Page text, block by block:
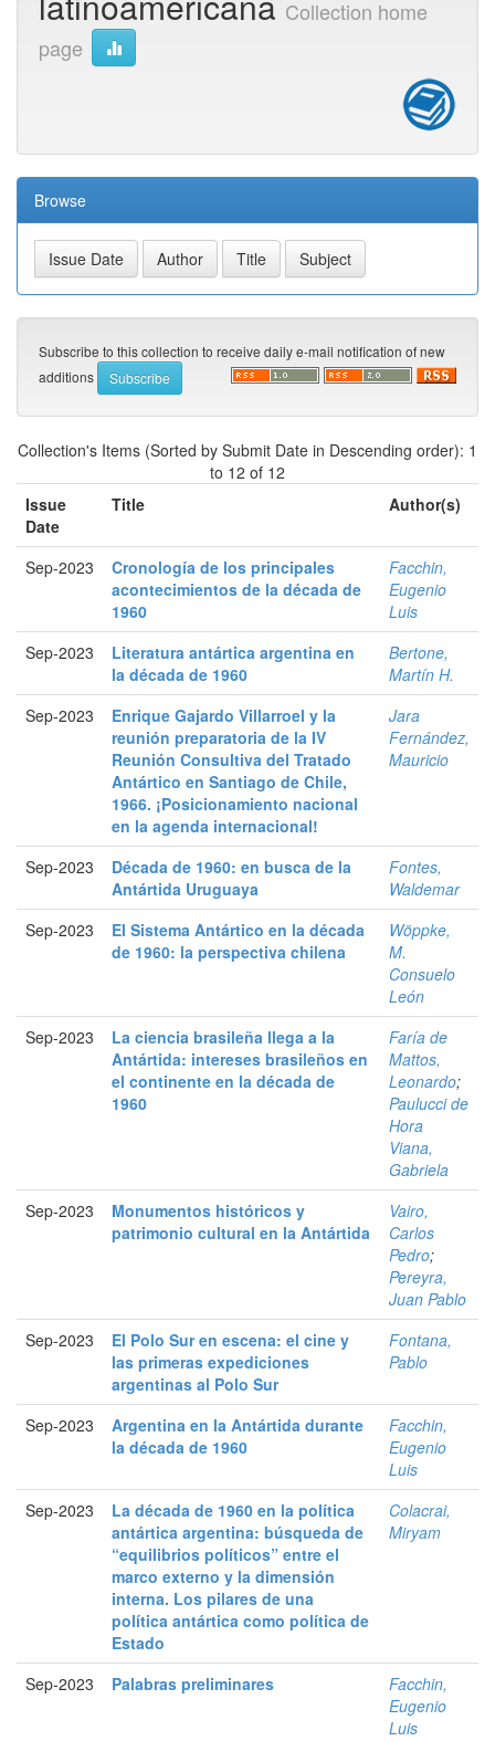
Collection home
page
Browse
Subscribe to this collection to receive daily e-mail notification of new
additions
Collection's Items (Sorted by Submit Date in Descending order): 1
to 12 of 12
Issue
Date
Title Author(s)
Sep-2023
Cronología de los principales
acontecimientos de la década de
1960
Facchin,
Eugenio
Luis
Sep-2023
Literatura antártica argentina en
la década de 1960
Bertone,
Martín H.
Sep-2023
Enrique Gajardo Villarroel y la
reunión preparatoria de la IV
Reunión Consultiva del Tratado
Antártico en Santiago de Chile,
1966. ¡Posicionamiento nacional
en la agenda internacional!
Jara
Fernández,
Mauricio
Sep-2023
Década de 1960: en busca de la
Antártida Uruguaya
Fontes,
Waldemar
Sep-2023
El Sistema Antártico en la década
de 1960: la perspectiva chilena
Wöppke,
M.
Consuelo
León
Sep-2023
La ciencia brasileña llega a la
Antártida: intereses brasileños en
el continente en la década de
1960
Faría de
Mattos,
Leonardo;
Paulucci de
Hora
Viana,
Gabriela
Sep-2023
Monumentos históricos y
patrimonio cultural en la Antártida
Vairo,
Carlos
Pedro;
Pereyra,
Juan Pablo
Sep-2023
El Polo Sur en escena: el cine y
las primeras expediciones
argentinas al Polo Sur
Fontana,
Pablo
Sep-2023
Argentina en la Antártida durante
la década de 1960
Facchin,
Eugenio
Luis
Sep-2023
La década de 1960 en la política
antártica argentina: búsqueda de
“equilibrios políticos” entre el
marco externo y la dimensión
interna. Los pilares de una
política antártica como política de
Estado
Colacrai,
Miryam
Sep-2023 Palabras preliminares
Facchin,
Eugenio
Luis